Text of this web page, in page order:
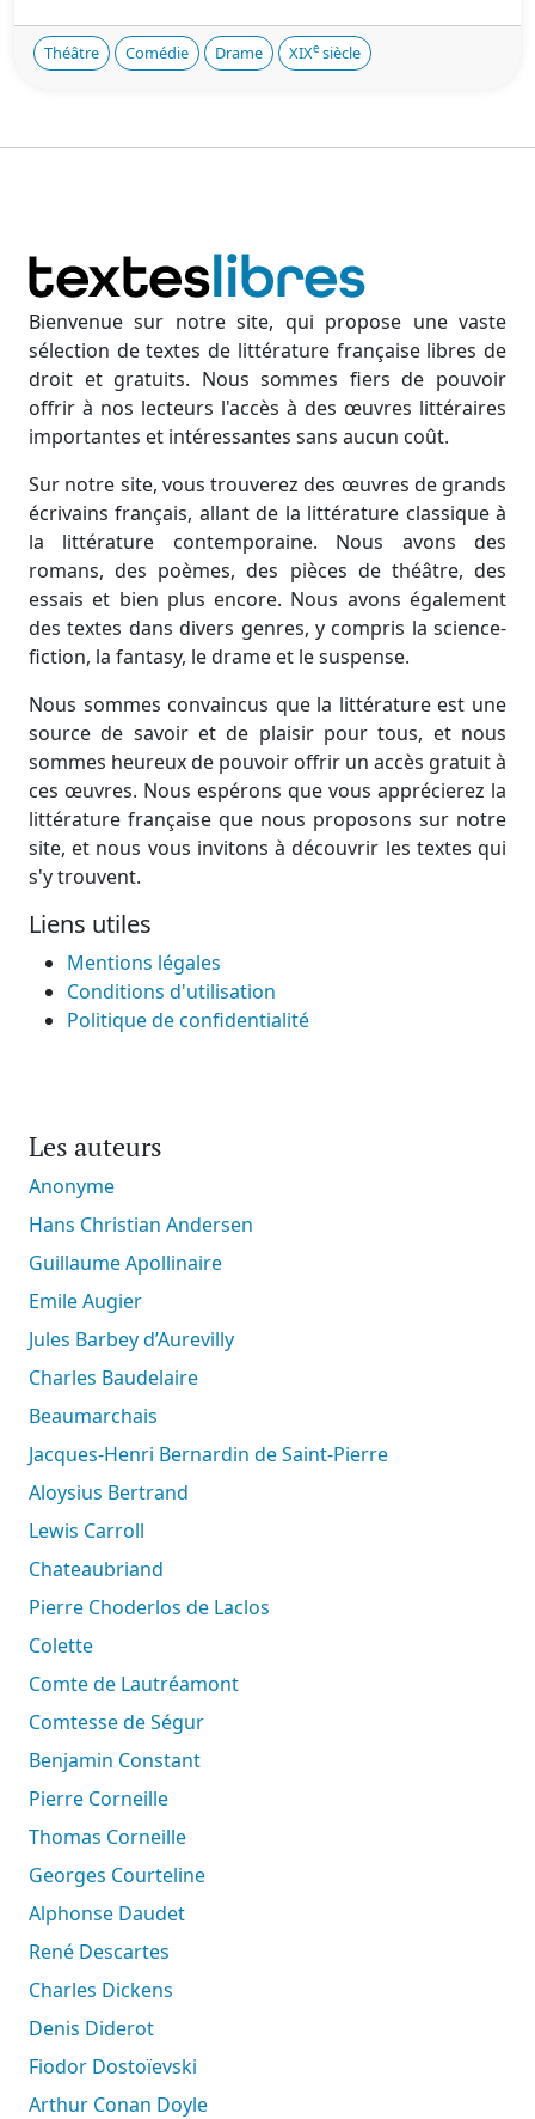
Théâtre Comédie Drame XIXe siècle
Bienvenue sur notre site, qui propose une vaste
sélection de textes de littérature française libres de
droit et gratuits. Nous sommes fiers de pouvoir
offrir à nos lecteurs l'accès à des œuvres littéraires
importantes et intéressantes sans aucun coût.
Sur notre site, vous trouverez des œuvres de grands
écrivains français, allant de la littérature classique à
la littérature contemporaine. Nous avons des
romans, des poèmes, des pièces de théâtre, des
essais et bien plus encore. Nous avons également
des textes dans divers genres, y compris la science-
fiction, la fantasy, le drame et le suspense.
Nous sommes convaincus que la littérature est une
source de savoir et de plaisir pour tous, et nous
sommes heureux de pouvoir offrir un accès gratuit à
ces œuvres. Nous espérons que vous apprécierez la
littérature française que nous proposons sur notre
site, et nous vous invitons à découvrir les textes qui
s'y trouvent.
Liens utiles
Mentions légales
Conditions d'utilisation
Politique de confidentialité
Les auteurs
Anonyme
Hans Christian Andersen
Guillaume Apollinaire
Emile Augier
Jules Barbey d’Aurevilly
Charles Baudelaire
Beaumarchais
Jacques-Henri Bernardin de Saint-Pierre
Aloysius Bertrand
Lewis Carroll
Chateaubriand
Pierre Choderlos de Laclos
Colette
Comte de Lautréamont
Comtesse de Ségur
Benjamin Constant
Pierre Corneille
Thomas Corneille
Georges Courteline
Alphonse Daudet
René Descartes
Charles Dickens
Denis Diderot
Fiodor Dostoïevski
Arthur Conan Doyle